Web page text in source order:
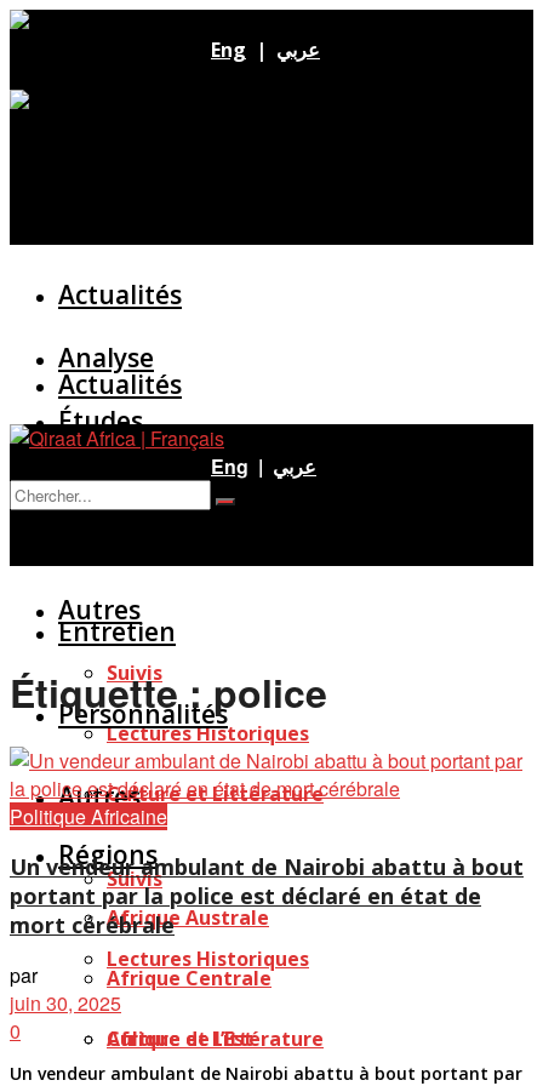
Eng | عربي
Actualités
Analyse
Études
Entretien
Autres
Suivis
Lectures Historiques
Culture et Littérature
Régions
Afrique Australe
Afrique Centrale
Afrique de l’Est
Actualités
Entretien
Personnalités
Autres
Suivis
Lectures Historiques
Culture et Littérature
Eng | عربي
Étiquette :police
Politique Africaine
Un vendeur ambulant de Nairobi abattu à bout
portant par la police est déclaré en état de
mort cérébrale
par
juin 30, 2025
0
Un vendeur ambulant de Nairobi abattu à bout portant par